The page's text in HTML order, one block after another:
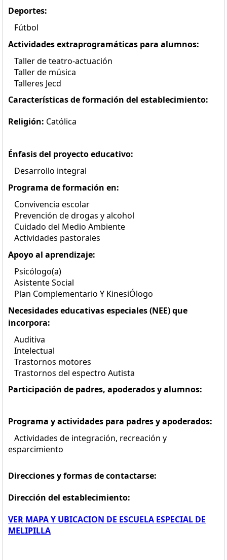
Deportes:
Fútbol
Actividades extraprogramáticas para alumnos:
Taller de teatro-actuación
Taller de música
Talleres Jecd
Características de formación del establecimiento:
Religión: Católica
Énfasis del proyecto educativo:
Desarrollo integral
Programa de formación en:
Convivencia escolar
Prevención de drogas y alcohol
Cuidado del Medio Ambiente
Actividades pastorales
Apoyo al aprendizaje:
Psicólogo(a)
Asistente Social
Plan Complementario Y KinesiÓlogo
Necesidades educativas especiales (NEE) que
incorpora:
Auditiva
Intelectual
Trastornos motores
Trastornos del espectro Autista
Participación de padres, apoderados y alumnos:
Programa y actividades para padres y apoderados:
Actividades de integración, recreación y
esparcimiento
Direcciones y formas de contactarse:
Dirección del establecimiento:
VER MAPA Y UBICACION DE ESCUELA ESPECIAL DE
MELIPILLA